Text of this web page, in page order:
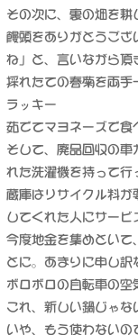
その次に、裏の畑を耕
饅頭をありがとうござ
ね」と、言いながら頂
採れたての春菊を両手
ラッキー
茹でてマヨネーズで食
そして、廃品回収の車
れた洗濯機を持って行
蔵庫はリサイクル料が
してくれた人にサービ
今度地金を集めといて
とに。あまりに申し訳
ボロボロの自転車の空
これ、新しい鍋じゃな
いや、もう使わないの